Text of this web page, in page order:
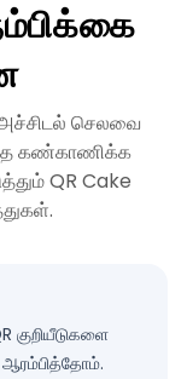
அச்சிடல் செலவை
கண்காணிக்க
QR Cake
குறியீடுகளை
ஆரம்பித்தோம்.